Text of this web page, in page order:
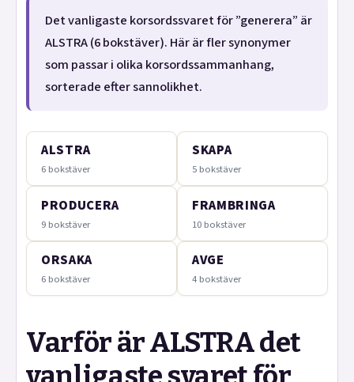
Det vanligaste korsordssvaret för ”generera” är
ALSTRA (6 bokstäver). Här är fler synonymer
som passar i olika korsordssammanhang,
sorterade efter sannolikhet.
ALSTRA
6 bokstäver
SKAPA
5 bokstäver
PRODUCERA
9 bokstäver
FRAMBRINGA
10 bokstäver
ORSAKA
6 bokstäver
AVGE
4 bokstäver
Varför är ALSTRA det